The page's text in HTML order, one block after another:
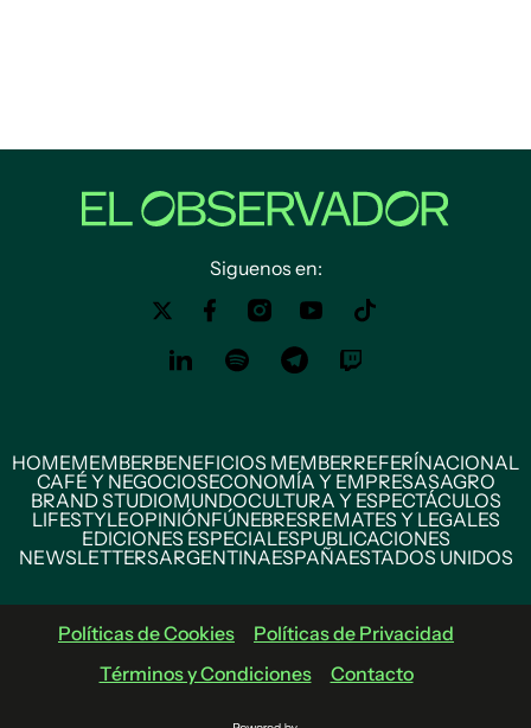
Siguenos en:
HOMEMEMBERBENEFICIOS MEMBERREFERÍNACIONAL
CAFÉ Y NEGOCIOSECONOMÍA Y EMPRESASAGRO
BRAND STUDIOMUNDOCULTURA Y ESPECTÁCULOS
LIFESTYLEOPINIÓNFÚNEBRESREMATES Y LEGALES
EDICIONES ESPECIALESPUBLICACIONES
NEWSLETTERSARGENTINAESPAÑAESTADOS UNIDOS
Políticas de Cookies
Políticas de Privacidad
Términos y Condiciones
Contacto